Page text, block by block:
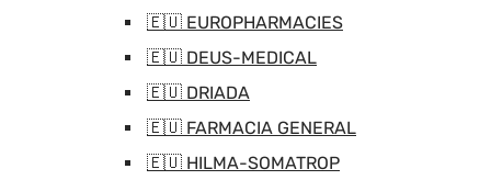
🇪🇺 EUROPHARMACIES
🇪🇺 DEUS-MEDICAL
🇪🇺 DRIADA
🇪🇺 FARMACIA GENERAL
🇪🇺 HILMA-SOMATROP